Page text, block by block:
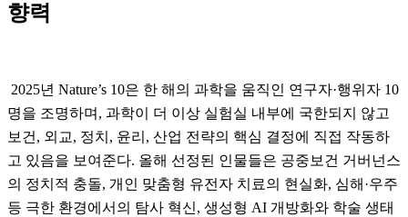
향력
2025년 Nature’s 10은 한 해의 과학을 움직인 연구자·행위자 10
명을 조명하며, 과학이 더 이상 실험실 내부에 국한되지 않고
보건, 외교, 정치, 윤리, 산업 전략의 핵심 결정에 직접 작동하
고 있음을 보여준다. 올해 선정된 인물들은 공중보건 거버넌스
의 정치적 충돌, 개인 맞춤형 유전자 치료의 현실화, 심해·우주
등 극한 환경에서의 탐사 혁신, 생성형 AI 개방화와 학술 생태